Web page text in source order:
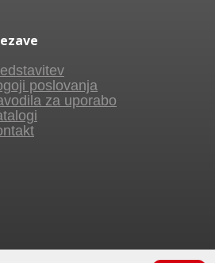
poslovanja
za uporabo